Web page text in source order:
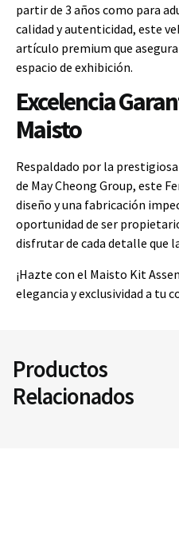
partir de 3 años como para
calidad y autenticidad, este
artículo premium que
espacio de exhibición.
Excelencia
Maisto
Respaldado por la
de May Cheong Group, este
diseño y una fabricación
oportunidad de ser
disfrutar de cada detalle que
¡Hazte con el Maisto Kit
elegancia y exclusividad a tu
Productos
Relacionados